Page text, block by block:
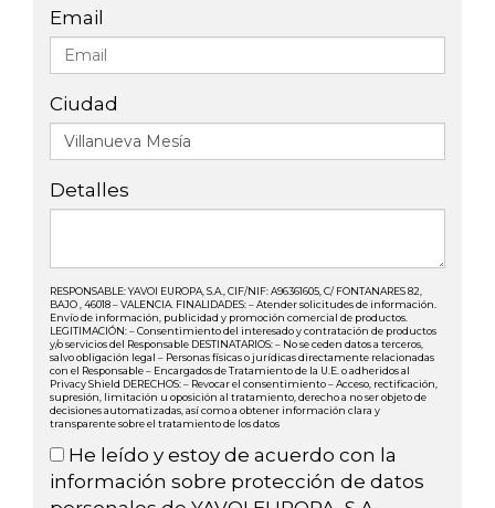
Email
Ciudad
Detalles
RESPONSABLE: YAVOI EUROPA, S.A., CIF/NIF: A96361605, C/ FONTANARES 82,
BAJO , 46018 – VALENCIA. FINALIDADES: – Atender solicitudes de información.
Envío de información, publicidad y promoción comercial de productos.
LEGITIMACIÓN: – Consentimiento del interesado y contratación de productos
y/o servicios del Responsable DESTINATARIOS: – No se ceden datos a terceros,
salvo obligación legal – Personas físicas o jurídicas directamente relacionadas
con el Responsable – Encargados de Tratamiento de la U.E. o adheridos al
Privacy Shield DERECHOS: – Revocar el consentimiento – Acceso, rectificación,
supresión, limitación u oposición al tratamiento, derecho a no ser objeto de
decisiones automatizadas, así como a obtener información clara y
transparente sobre el tratamiento de los datos
He leído y estoy de acuerdo con la
información sobre protección de datos